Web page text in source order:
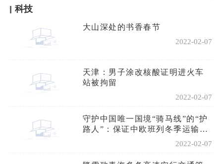
科技
大山深处的书香春节
2022-02-07
天津：男子涂改核酸证明进火车
站被拘留
2022-02-07
守护中国唯一国境“骑马线”的“护
路人”：保证中欧班列冬季运输安
2022-02-07